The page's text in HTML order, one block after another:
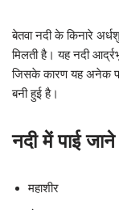
बेतवा नदी के किनारे
मिलती है। यह नदी
जिसके कारण यह अनेक
बनी हुई है।
नदी में पाई
महाशीर